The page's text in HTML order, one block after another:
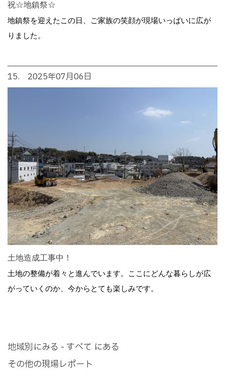
祝☆地鎮祭☆
地鎮祭を迎えたこの日、ご家族の笑顔が現場いっぱいに広が
りました。
15. 2025年07月06日
土地造成工事中！
土地の整備が着々と進んでいます。ここにどんな暮らしが広
がっていくのか、今からとても楽しみです。
地域別にみる - すべて にある
その他の現場レポート